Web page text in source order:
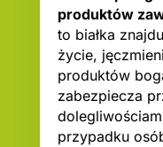
produktów
to białka
życie,
produktów
zabezpiecza
przypadku